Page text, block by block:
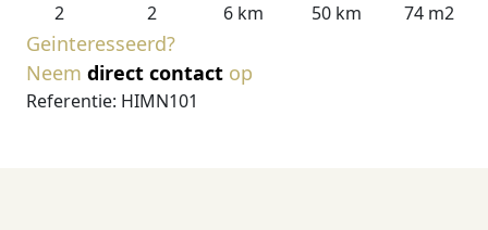
2 2 6 km 50 km 74 m2
Geinteresseerd?
Neem direct contact op
Referentie: HIMN101